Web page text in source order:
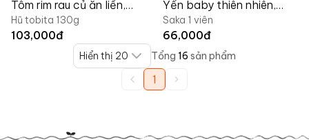
Tôm rim rau củ ăn liền,
đặc sản Yumsea x
Langfarm
Hũ tobita 130g
103,000đ
Yến baby thiên nhiên,
Yumsea x Langfarm
Saka 1 viên
66,000đ
Hiển thị 20 Tổng 16 sản phẩm
1